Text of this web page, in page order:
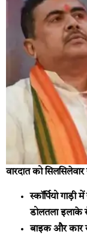
वारदात को
स्कॉर्पियो गाड़ी
डोलतला इलाके
बाइक और कार